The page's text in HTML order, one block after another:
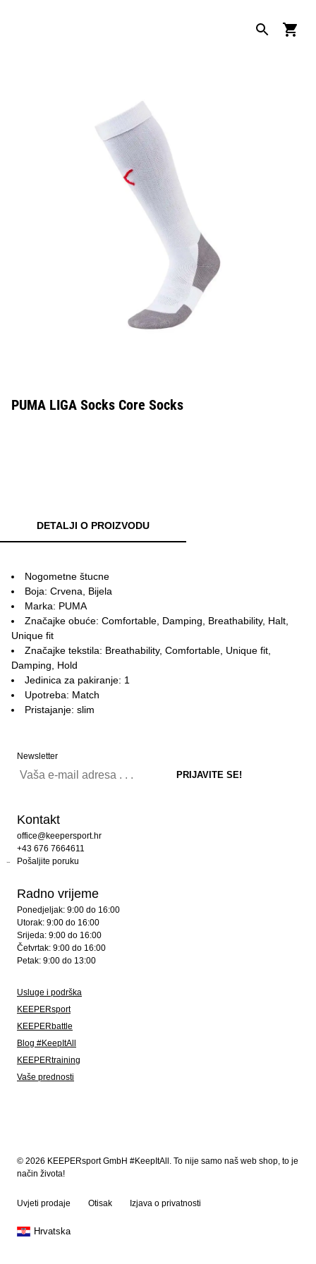
PUMA LIGA Socks Core Socks
DETALJI O PROIZVODU
Nogometne štucne
Boja: Crvena, Bijela
Marka: PUMA
Značajke obuće: Comfortable, Damping, Breathability, Halt,
Unique fit
Značajke tekstila: Breathability, Comfortable, Unique fit,
Damping, Hold
Jedinica za pakiranje: 1
Upotreba: Match
Pristajanje: slim
Newsletter
Kontakt
office@keepersport.hr
+43 676 7664611
Pošaljite poruku
Radno vrijeme
Ponedjeljak: 9:00 do 16:00
Utorak: 9:00 do 16:00
Srijeda: 9:00 do 16:00
Četvrtak: 9:00 do 16:00
Petak: 9:00 do 13:00
Usluge i podrška
KEEPERsport
KEEPERbattle
Blog #KeepItAll
KEEPERtraining
Vaše prednosti
© 2026 KEEPERsport GmbH #KeepItAll. To nije samo naš web shop, to je
način života!
Uvjeti prodaje Otisak Izjava o privatnosti
Hrvatska